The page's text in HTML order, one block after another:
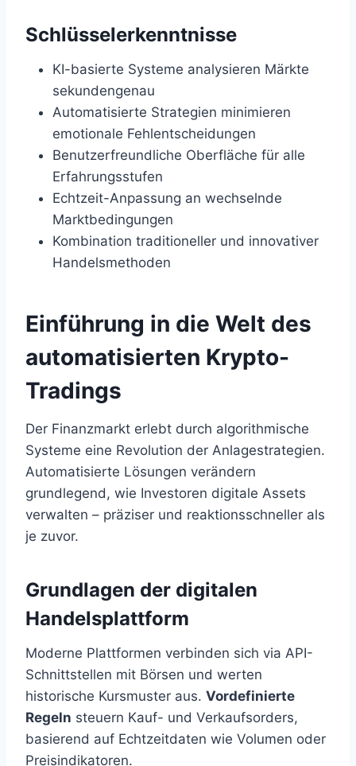
Schlüsselerkenntnisse
KI-basierte Systeme analysieren Märkte
sekundengenau
Automatisierte Strategien minimieren
emotionale Fehlentscheidungen
Benutzerfreundliche Oberfläche für alle
Erfahrungsstufen
Echtzeit-Anpassung an wechselnde
Marktbedingungen
Kombination traditioneller und innovativer
Handelsmethoden
Einführung in die Welt des
automatisierten Krypto-
Tradings
Der Finanzmarkt erlebt durch algorithmische
Systeme eine Revolution der Anlagestrategien.
Automatisierte Lösungen verändern
grundlegend, wie Investoren digitale Assets
verwalten – präziser und reaktionsschneller als
je zuvor.
Grundlagen der digitalen
Handelsplattform
Moderne Plattformen verbinden sich via API-
Schnittstellen mit Börsen und werten
historische Kursmuster aus. Vordefinierte
Regeln steuern Kauf- und Verkaufsorders,
basierend auf Echtzeitdaten wie Volumen oder
Preisindikatoren.